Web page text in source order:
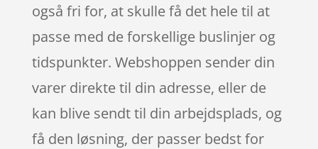
også fri for, at skulle få det hele til at
passe med de forskellige buslinjer og
tidspunkter. Webshoppen sender din
varer direkte til din adresse, eller de
kan blive sendt til din arbejdsplads, og
få den løsning, der passer bedst for